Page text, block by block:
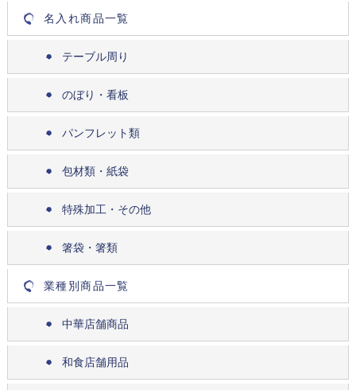
名入れ商品一覧
テーブル周り
のぼり・看板
パンフレット類
包材類・紙袋
特殊加工・その他
箸袋・箸類
業種別商品一覧
中華店舗商品
和食店舗用品